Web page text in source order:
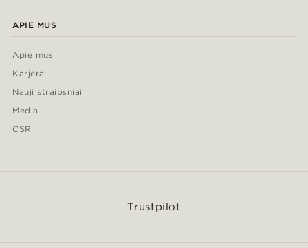
APIE MUS
Apie mus
Karjera
Nauji straipsniai
Media
CSR
Trustpilot